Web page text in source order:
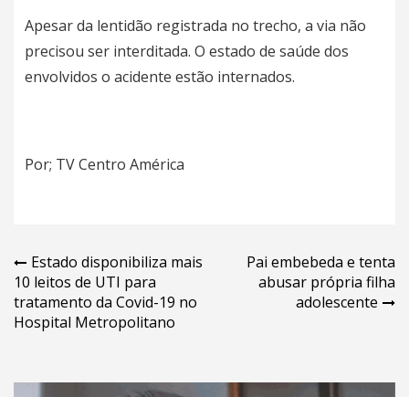
Apesar da lentidão registrada no trecho, a via não
precisou ser interditada. O estado de saúde dos
envolvidos o acidente estão internados.
Por; TV Centro América
Navegação
de
Post
Estado disponibiliza mais
10 leitos de UTI para
tratamento da Covid-19 no
Hospital Metropolitano
Pai embebeda e tenta
abusar própria filha
adolescente